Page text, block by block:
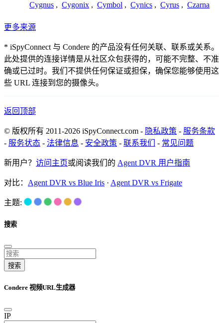
Cygnus , Cygonix , Cymbol , Cynics , Cyrus , Czarna
更多来源
* iSpyConnect 与 Condere 的产品没有任何关联、联系或关系。
此处提供的连接详情是从社区众包获得的，可能不完整、不准
确或已过时。我们不提供任何保证或担保，确保您能够使用这
些 URL 连接到您的摄像头。
返回顶部
© 版权所有 2011-2026 iSpyConnect.com - 隐私政策 - 服务条款
- 服务状态 - 法律信息 - 安全政策 - 联系我们 - 常见问题
新用户？ 访问主页或阅读我们的 Agent DVR 用户指南
对比： Agent DVR vs Blue Iris · Agent DVR vs Frigate
主题:
搜索
搜索
Condere 视频URL生成器
IP